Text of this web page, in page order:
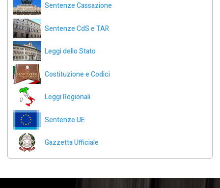
Sentenze Cassazione
Sentenze CdS e TAR
Leggi dello Stato
Costituzione e Codici
Leggi Regionali
Sentenze UE
Gazzetta Ufficiale